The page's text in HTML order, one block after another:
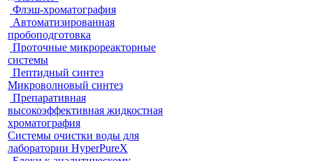
Флэш-хроматография
Автоматизированная
пробоподготовка
Проточные микрореакторные
системы
Пептидный синтез
Микроволновый синтез
Препаративная
высокоэффективная жидкостная
хроматография
Системы очистки воды для
лаборатории HyperPureX